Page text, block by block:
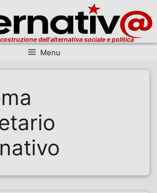
dell'alternativa sociale e politica
Menu